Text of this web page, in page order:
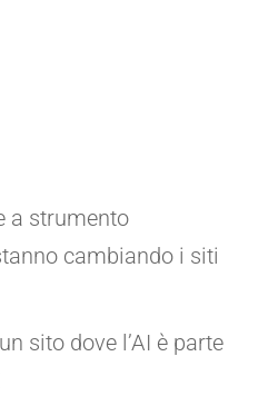
a strumento
cambiando i siti
sito dove l’AI è parte